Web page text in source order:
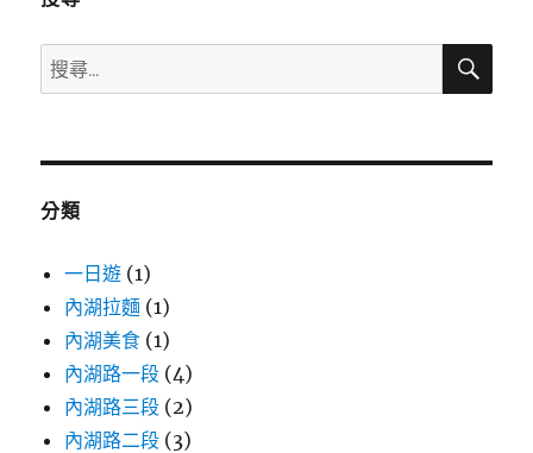
搜
尋
鍵
搜
分類
一日遊 (1)
內湖拉麵 (1)
內湖美食 (1)
內湖路一段 (4)
內湖路三段 (2)
內湖路二段 (3)